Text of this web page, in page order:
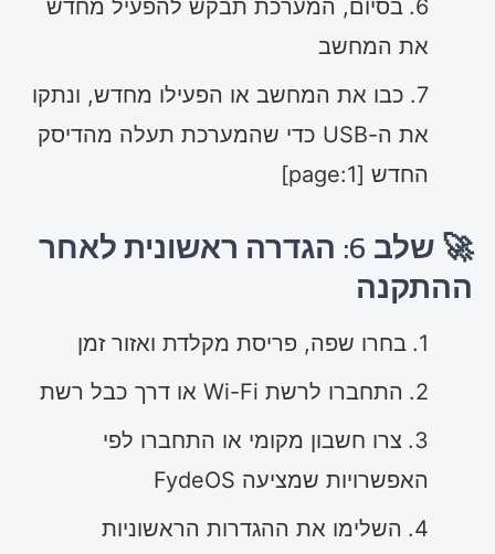
בסיום, המערכת תבקש להפעיל מחדש
את המחשב
כבו את המחשב או הפעילו מחדש, ונתקו
את ה-USB כדי שהמערכת תעלה מהדיסק
החדש [page:1]
🚀 שלב 6: הגדרה ראשונית לאחר
ההתקנה
בחרו שפה, פריסת מקלדת ואזור זמן
התחברו לרשת Wi-Fi או דרך כבל רשת
צרו חשבון מקומי או התחברו לפי
האפשרויות שמציעה FydeOS
השלימו את ההגדרות הראשוניות